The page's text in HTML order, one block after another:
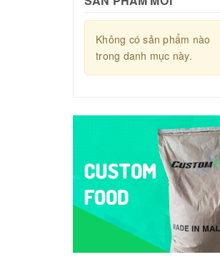
Không có sản phẩm nào
trong danh mục này.